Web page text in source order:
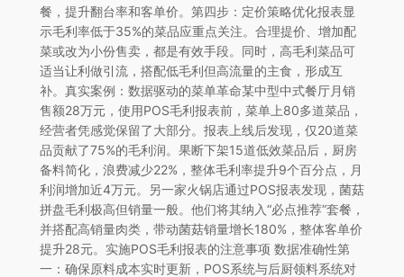
餐，提升翻台率和客单价。第四步：定价策略优化报表显
示毛利率低于35%的菜品应重点关注。合理提价、增加配
菜或改为小份售卖，都是有效手段。同时，高毛利菜品可
适当让利做引流，搭配低毛利但高流量的主食，形成互
补。真实案例：数据驱动的菜单革命某中型中式餐厅月销
售额28万元，使用POS毛利报表前，菜单上80多道菜品，
经营者凭感觉保留了大部分。报表上线后发现，仅20道菜
品贡献了75%的毛利润。果断下架15道低效菜品后，厨房
备料简化，浪费减少22%，整体毛利率提升9个百分点，月
利润增加近4万元。另一家火锅店通过POS报表发现，菌菇
拼盘毛利极高但销量一般。他们将其纳入“必点推荐”套餐，
并搭配高销量肉类，带动菌菇销量增长180%，整体客单价
提升28元。实施POS毛利报表的注意事项 数据准确性第
一：确保原料成本实时更新，POS系统与后厨领料系统对